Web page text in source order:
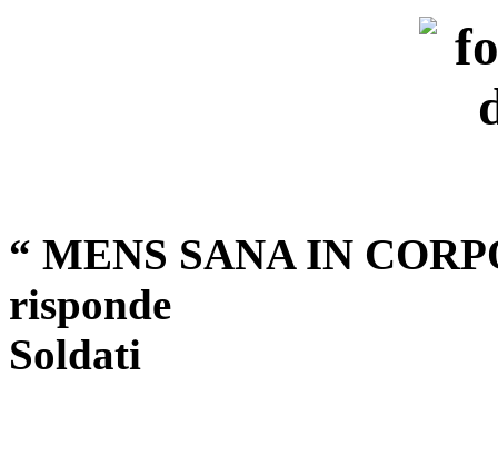
“ MENS SANA IN
risponde di
Soldati